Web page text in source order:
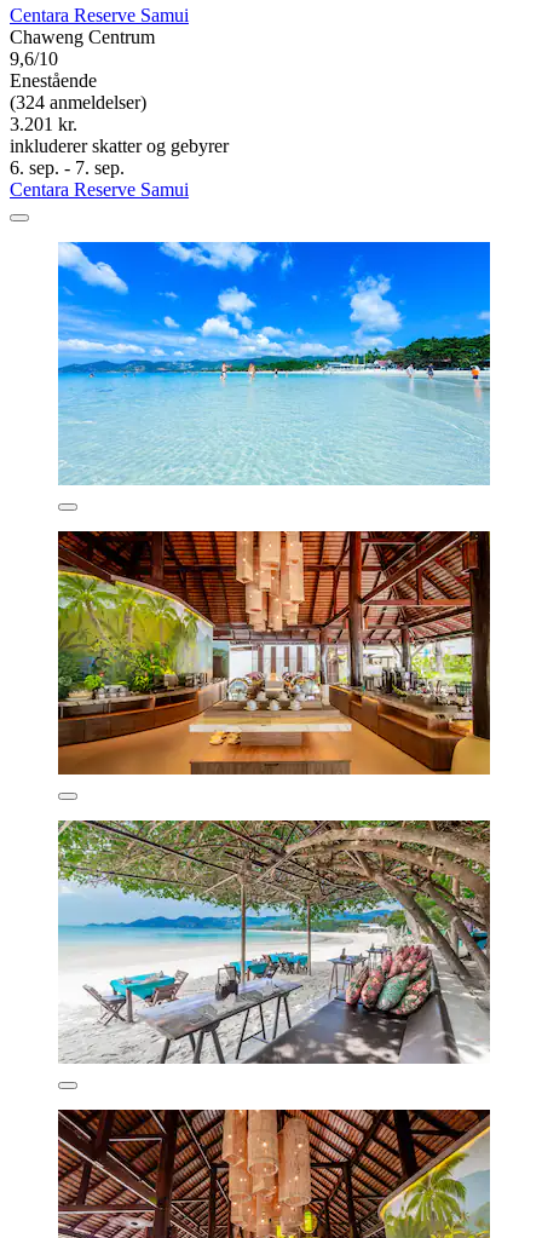
Centara Reserve Samui
Chaweng Centrum
9,6/10
Enestående
(324 anmeldelser)
3.201 kr.
inkluderer skatter og gebyrer
6. sep. - 7. sep.
Centara Reserve Samui